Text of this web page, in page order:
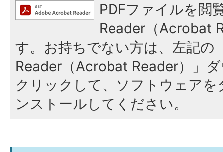
PDFファイルを閲
Reader（Acrobat
す。お持ちでない方は、左記の
Reader（Acrobat Reader）」
クリックして、ソフトウェア
ンストールしてください。